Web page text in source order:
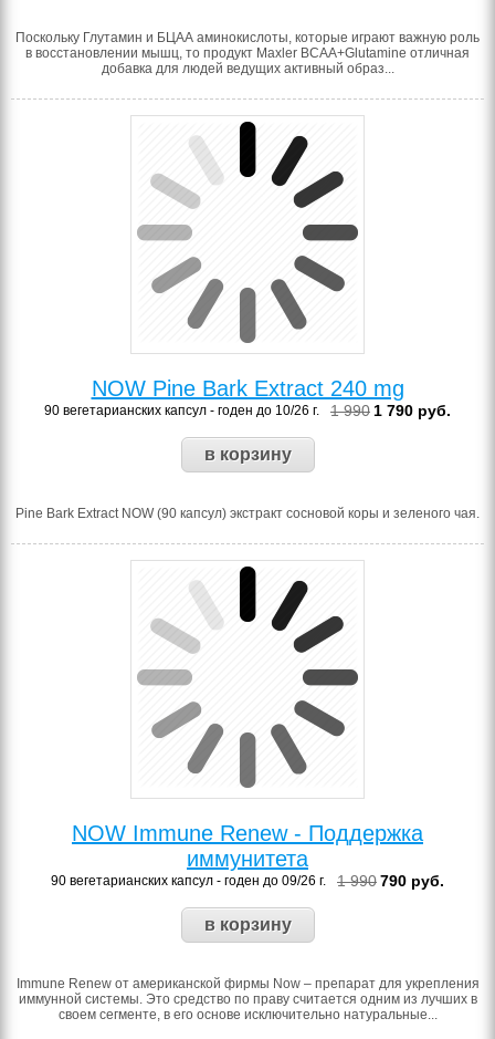
Поскольку Глутамин и БЦАА аминокислоты, которые играют важную роль
в восстановлении мышц, то продукт Maxler BCAA+Glutamine отличная
добавка для людей ведущих активный образ...
NOW Pine Bark Extract 240 mg
90 вегетарианских капсул - годен до 10/26 г. 1 990 1 790 руб.
Pine Bark Extract NOW (90 капсул) экстракт сосновой коры и зеленого чая.
NOW Immune Renew - Поддержка
иммунитета
90 вегетарианских капсул - годен до 09/26 г. 1 990790 руб.
Immune Renew от американской фирмы Now – препарат для укрепления
иммунной системы. Это средство по праву считается одним из лучших в
своем сегменте, в его основе исключительно натуральные...